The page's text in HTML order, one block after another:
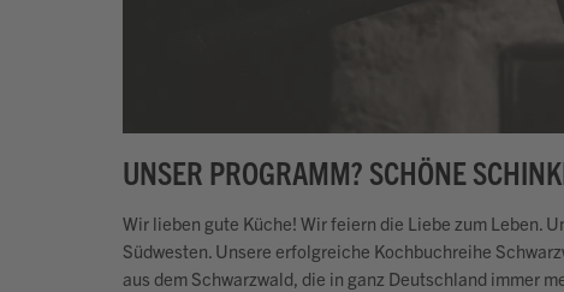
UNSER PROGRAMM? SCHÖNE
Wir lieben gute Küche! Wir feiern die Liebe zum Leben.
Südwesten. Unsere erfolgreiche Kochbuchreihe
aus dem Schwarzwald, die in ganz Deutschland immer